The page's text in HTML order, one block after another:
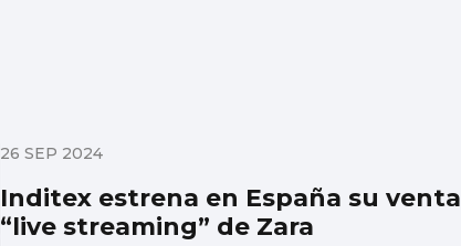
26 SEP 2024
Inditex estrena en España su venta
“live streaming” de Zara